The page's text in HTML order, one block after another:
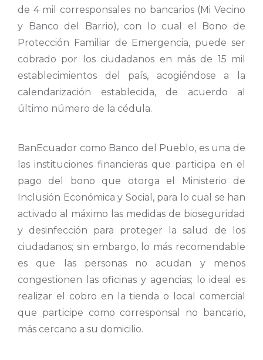
de 4 mil corresponsales no bancarios (Mi Vecino
y Banco del Barrio), con lo cual el Bono de
Protección Familiar de Emergencia, puede ser
cobrado por los ciudadanos en más de 15 mil
establecimientos del país, acogiéndose a la
calendarización establecida, de acuerdo al
último número de la cédula.
BanEcuador como Banco del Pueblo, es una de
las instituciones financieras que participa en el
pago del bono que otorga el Ministerio de
Inclusión Económica y Social, para lo cual se han
activado al máximo las medidas de bioseguridad
y desinfección para proteger la salud de los
ciudadanos; sin embargo, lo más recomendable
es que las personas no acudan y menos
congestionen las oficinas y agencias; lo ideal es
realizar el cobro en la tienda o local comercial
que participe como corresponsal no bancario,
más cercano a su domicilio.